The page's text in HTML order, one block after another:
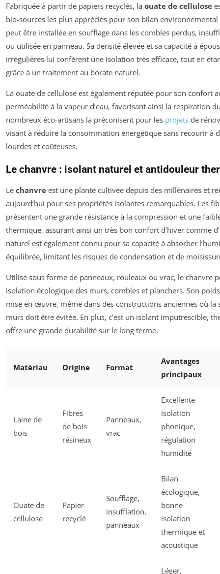
Fabriquée à partir de papiers recyclés, la ouate de cellulose
bio-sourcés les plus appréciés pour son bilan
peut être installée en soufflage dans les combles perdus,
ou utilisée en panneau. Sa densité élevée et sa capacité à
irrégulières lui confèrent une isolation très efficace, tout en
grâce à un traitement au borate naturel.
La ouate de cellulose est également réputée pour son confort
perméabilité à la vapeur d’eau, favorisant ainsi la respiration
nombreux éco-artisans la préconisent pour les projets de
visant à réduire la consommation énergétique sans recourir à
lourdes et coûteuses.
Le chanvre : isolant naturel et antidouleur
Le chanvre est une plante cultivée depuis des millénaires et
aujourd’hui pour ses propriétés isolantes remarquables. Les
présentent une grande résistance à la compression et une
thermique, assurant ainsi un très bon confort d’hiver comme
naturel est également connu pour sa capacité à absorber
équilibrée, limitant les risques de condensation et de
Utilisé sous forme de panneaux, rouleaux ou vrac, le chanvre
isolation écologique des murs, combles et planchers. Son
mise en œuvre, même dans des constructions anciennes où la
murs doit être évitée. En plus, c’est un isolant imputrescible,
offre une grande durabilité sur le long terme.
Matériau Origine Format
Avantages
principaux
Laine de
bois
Fibres
de bois
résineux
Panneaux,
vrac
Excellente
isolation
phonique,
régulation
humidité
Ouate de
cellulose
Papier
recyclé
Soufflage,
insufflation,
panneaux
Bilan
écologique,
bonne
isolation
thermique et
acoustique
Léger,